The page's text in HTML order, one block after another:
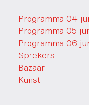
Programma 04
Programma 05
Programma 06
Sprekers
Bazaar
Kunst